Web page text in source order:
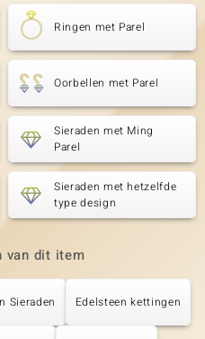
Ringen met Parel
Oorbellen met Parel
Sieraden met Ming
Parel
Sieraden met hetzelfde
type design
van dit item
Sieraden Edelsteen kettingen